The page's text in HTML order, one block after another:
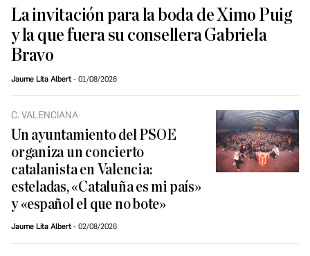
La invitación para la boda de Ximo Puig
y la que fuera su consellera Gabriela
Bravo
Jaume Lita Albert 01/08/2026
C. VALENCIANA
Un ayuntamiento del PSOE
organiza un concierto
catalanista en Valencia:
esteladas, «Cataluña es mi país»
y «español el que no bote»
Jaume Lita Albert 02/08/2026